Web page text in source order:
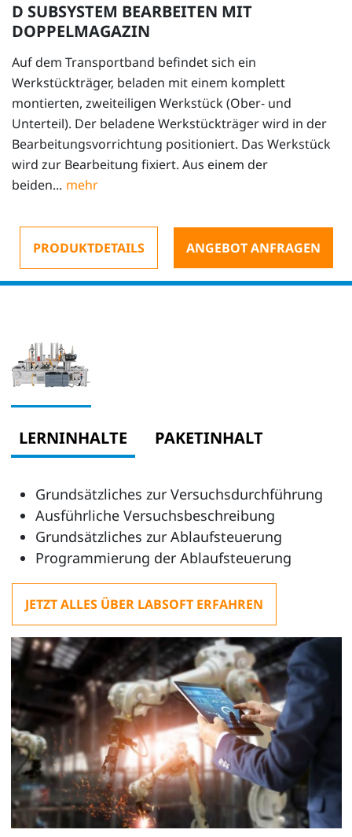
D SUBSYSTEM BEARBEITEN MIT
DOPPELMAGAZIN
Auf dem Transportband befindet sich ein
Werkstückträger, beladen mit einem komplett
montierten, zweiteiligen Werkstück (Ober- und
Unterteil). Der beladene Werkstückträger wird in der
Bearbeitungsvorrichtung positioniert. Das Werkstück
wird zur Bearbeitung fixiert. Aus einem der
beiden...
PRODUKTDETAILS ANGEBOT ANFRAGEN
LERNINHALTE PAKETINHALT
Grundsätzliches zur Versuchsdurchführung
Ausführliche Versuchsbeschreibung
Grundsätzliches zur Ablaufsteuerung
Programmierung der Ablaufsteuerung
JETZT ALLES ÜBER LABSOFT ERFAHREN